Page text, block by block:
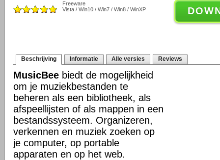
Freeware
Vista / Win10 / Win7 / Win8 / WinXP
Beschrijving Informatie Alle versies Reviews
MusicBee biedt de mogelijkheid
om je muziekbestanden te
beheren als een bibliotheek, als
afspeellijsten of als mappen in een
bestandssysteem. Organizeren,
verkennen en muziek zoeken op
je computer, op portable
apparaten en op het web.